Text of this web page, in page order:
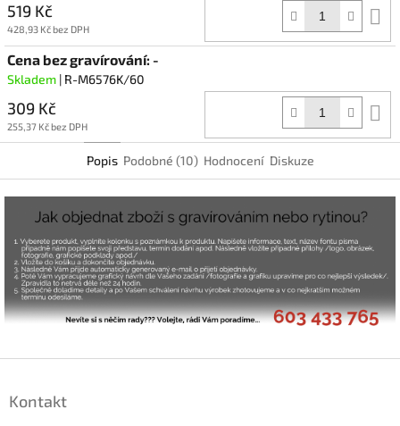
519 Kč
428,93 Kč bez DPH
Cena bez gravírování: -
Skladem | R-M6576K/60
309 Kč
255,37 Kč bez DPH
Popis Podobné (10) Hodnocení Diskuze
Kontakt